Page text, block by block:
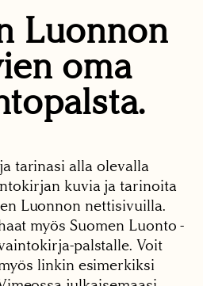
Luonnon
oma
tarinasi alla olevalla
kuvia ja tarinoita
Luonnon nettisivuilla.
myös Suomen Luonto -
palstalle. Voit
linkin esimerkiksi